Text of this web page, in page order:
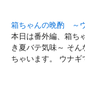
箱ちゃんの晩酌 ～
本日は番外編、箱ち
き夏バテ気味～ そ
ちゃいます。 ウナ